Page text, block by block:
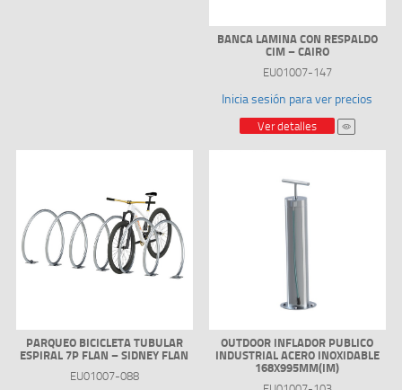
BANCA LAMINA CON RESPALDO
CIM – CAIRO
EU01007-147
Inicia sesión para ver precios
Ver detalles
PARQUEO BICICLETA TUBULAR
ESPIRAL 7P FLAN – SIDNEY FLAN
EU01007-088
OUTDOOR INFLADOR PUBLICO
INDUSTRIAL ACERO INOXIDABLE
168X995MM(IM)